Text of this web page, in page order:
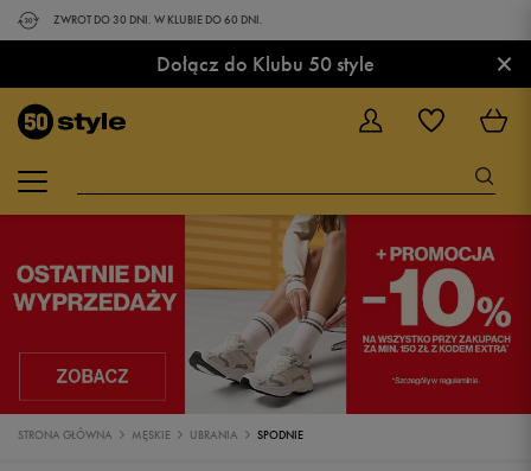
ZWROT DO 30 DNI. W KLUBIE DO 60 DNI.
Dołącz do Klubu 50 style ×
STRONA GŁÓWNA MĘSKIE UBRANIA SPODNIE